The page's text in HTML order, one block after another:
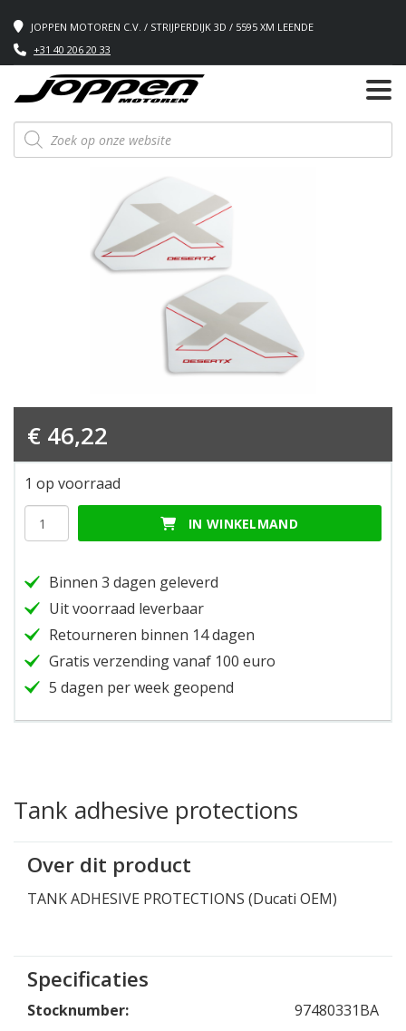
JOPPEN MOTOREN C.V. / STRIJPERDIJK 3D / 5595 XM LEENDE
+31 40 206 20 33
Producten
zoeken
Tank adhesive protections
Over dit product
TANK ADHESIVE PROTECTIONS (Ducati OEM)
Specificaties
Stocknumber:
97480331BA
€ 46,22
1 op voorraad
Tank
adhesive
IN WINKELMAND
Binnen 3 dagen geleverd
Uit voorraad leverbaar
Retourneren binnen 14 dagen
Gratis verzending vanaf 100 euro
5 dagen per week geopend